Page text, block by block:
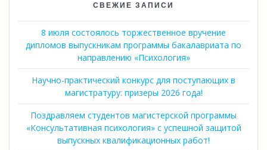
СВЕЖИЕ ЗАПИСИ
8 июля состоялось торжественное вручение
дипломов выпускникам программы бакалавриата по
направлению «Психология»
Научно-практический конкурс для поступающих в
магистратуру: призеры 2026 года!
Поздравляем студентов магистерской программы
«Консультативная психология» с успешной защитой
выпускных квалификационных работ!